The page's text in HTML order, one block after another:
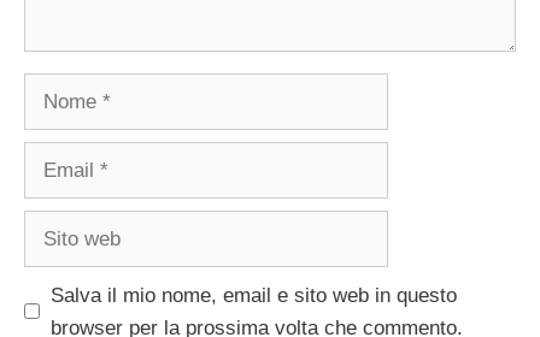
Nome
Email
Sito
Salva il mio nome, email e sito web in questo
browser per la prossima volta che commento.